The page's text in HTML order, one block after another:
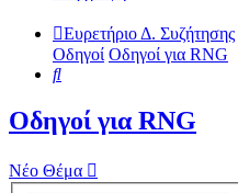
Ευρετήριο Δ. Συζήτησης
Οδηγοί Οδηγοί για RNG
Αναζήτηση
Οδηγοί για RNG
Νέο Θέμα